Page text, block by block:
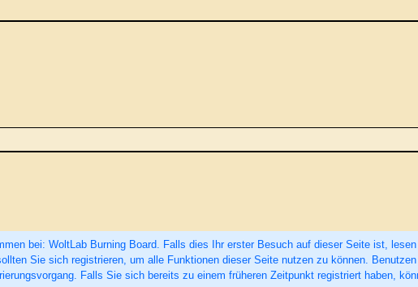
bei: WoltLab Burning Board. Falls dies Ihr erster Besuch auf dieser Seite ist,
Sie sich registrieren, um alle Funktionen dieser Seite nutzen zu können.
Falls Sie sich bereits zu einem früheren Zeitpunkt registriert haben,